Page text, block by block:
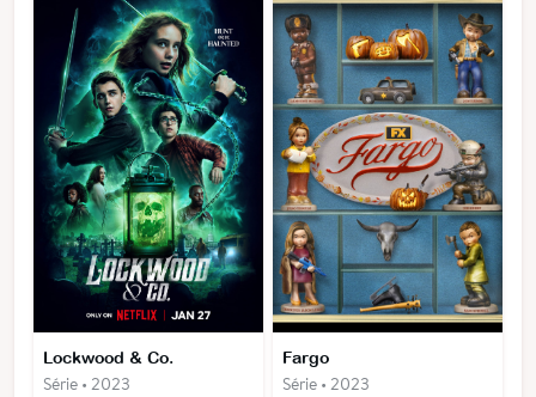
Lockwood & Co.
Série • 2023
Fargo
Série • 2023